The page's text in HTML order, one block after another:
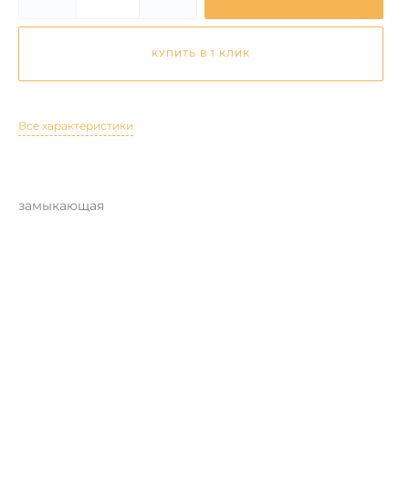
КУПИТЬ В 1 КЛИК
Все характеристики
замыкающая